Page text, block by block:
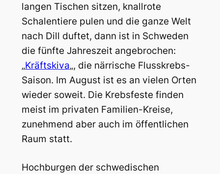
langen Tischen sitzen, knallrote
Schalentiere pulen und die ganze Welt
nach Dill duftet, dann ist in Schweden
die fünfte Jahreszeit angebrochen:
„Kräftskiva„, die närrische Flusskrebs-
Saison. Im August ist es an vielen Orten
wieder soweit. Die Krebsfeste finden
meist im privaten Familien-Kreise,
zunehmend aber auch im öffentlichen
Raum statt.
Hochburgen der schwedischen